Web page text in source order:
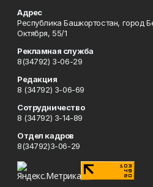
Адрес
Республика Башкортостан, город
Октября, 55/1
Рекламная служба
8(34792) 3-06-29
Редакция
8 (34792) 3-06-69
Сотрудничество
8 (34792) 3-14-89
Отдел кадров
8(34792)3-06-29